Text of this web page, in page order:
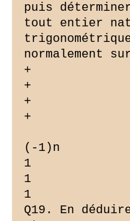
puis
tout entier
normalement
+
+
+
+
(-1)n
1
1
1
Q19. En